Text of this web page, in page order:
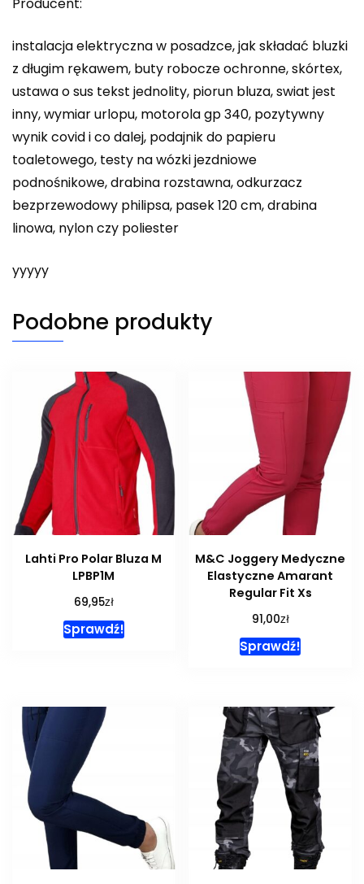
Producent:
instalacja elektryczna w posadzce, jak składać bluzki
z długim rękawem, buty robocze ochronne, skórtex,
ustawa o sus tekst jednolity, piorun bluza, swiat jest
inny, wymiar urlopu, motorola gp 340, pozytywny
wynik covid i co dalej, podajnik do papieru
toaletowego, testy na wózki jezdniowe
podnośnikowe, drabina rozstawna, odkurzacz
bezprzewodowy philipsa, pasek 120 cm, drabina
linowa, nylon czy poliester
yyyyy
Podobne produkty
Lahti Pro Polar Bluza M
LPBP1M
69,95zł
Sprawdź!
M&C Joggery Medyczne
Elastyczne Amarant
Regular Fit Xs
91,00zł
Sprawdź!